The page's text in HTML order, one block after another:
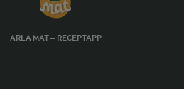
ARLA MAT – RECEPTAPP